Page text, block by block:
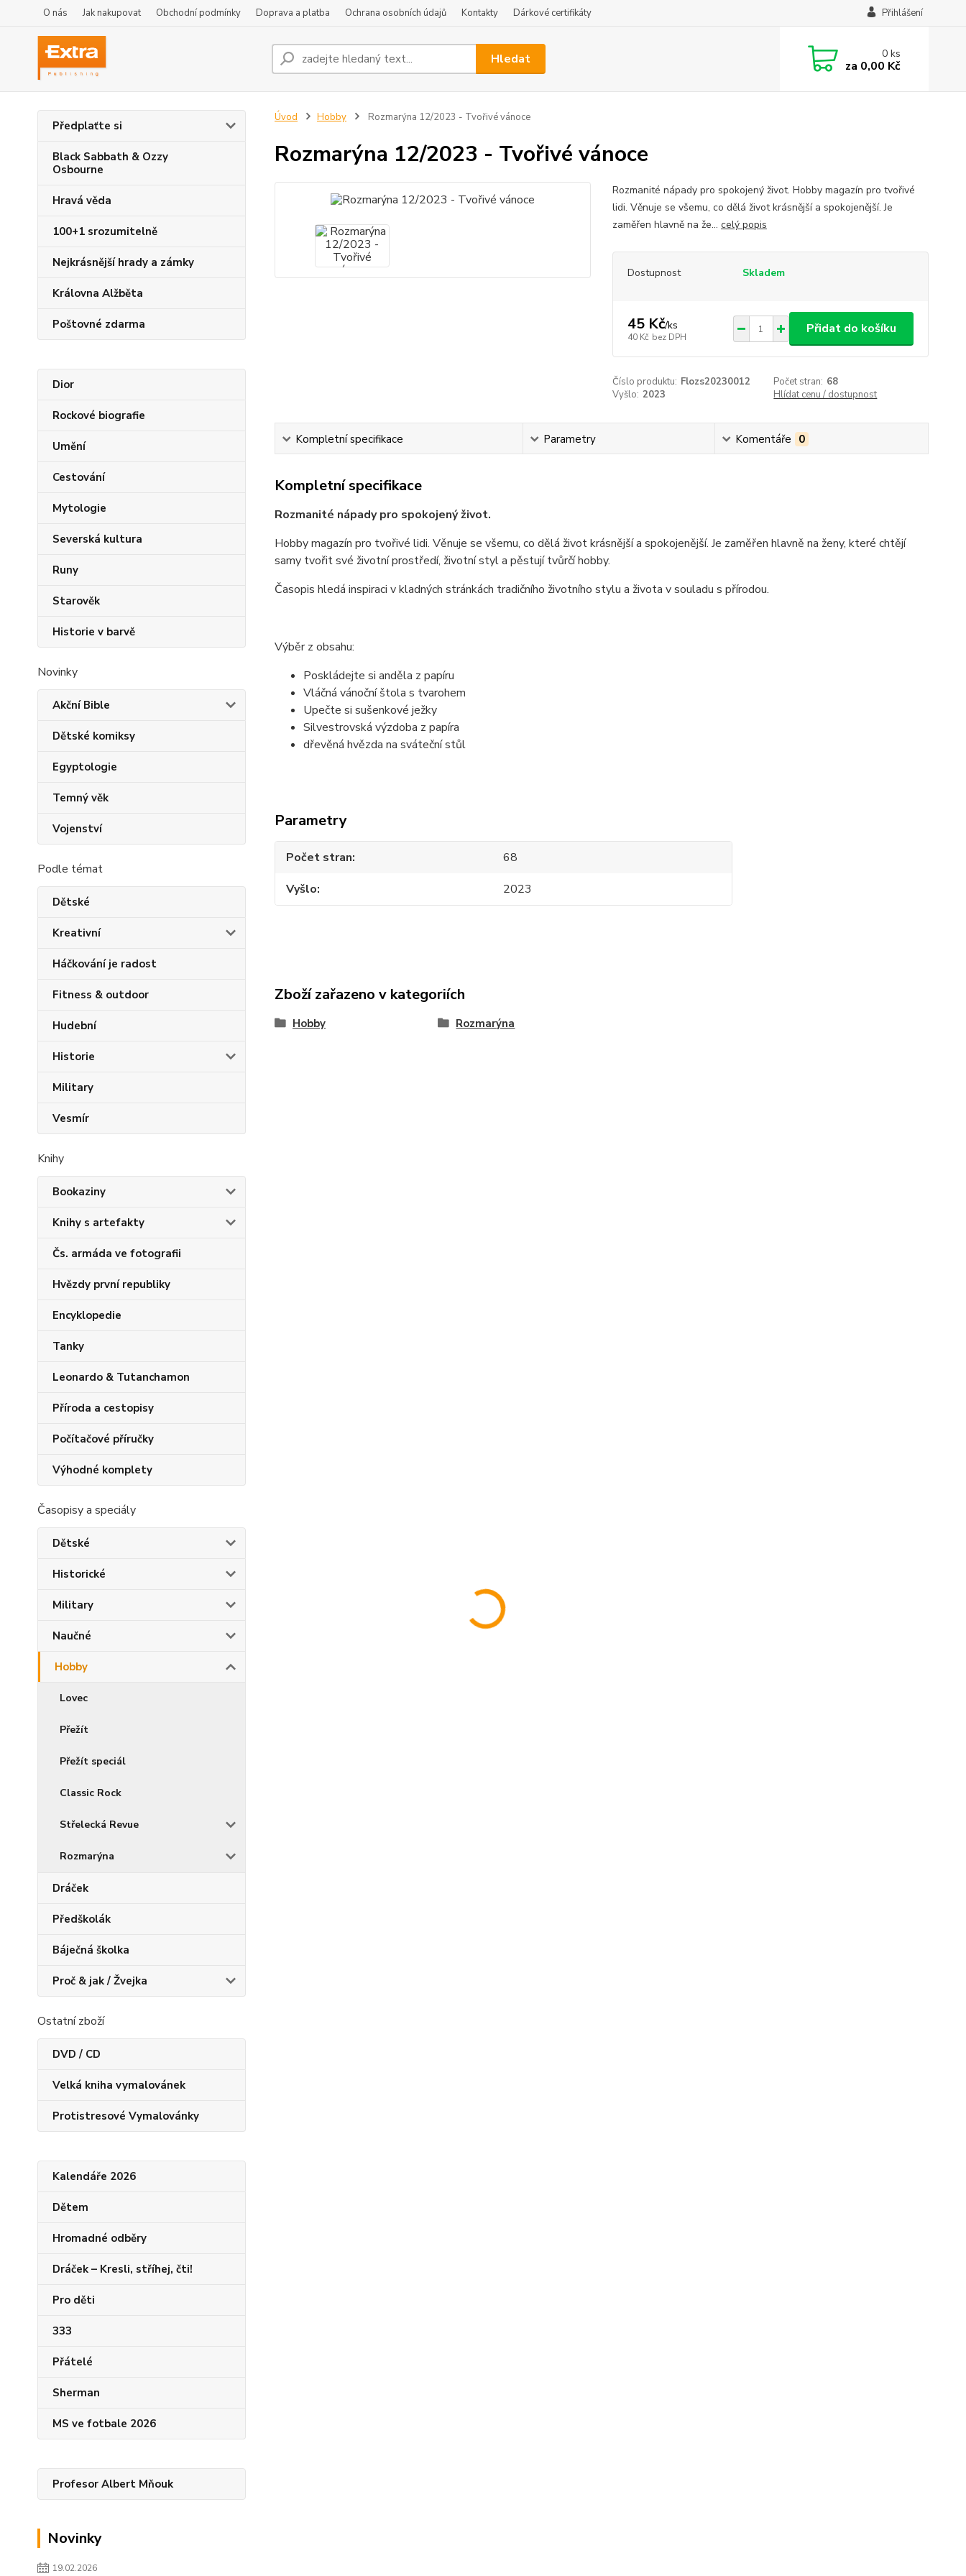
O nás Jak nakupovat Obchodní podmínky Doprava a platba Ochrana osobních údajů Kontakty Dárkové certifikáty Přihlášení
Hledat 0ks
za 0,00 Kč
Předplaťte si
Black Sabbath & Ozzy
Osbourne
Hravá věda
100+1 srozumitelně
Nejkrásnější hrady a zámky
Královna Alžběta
Poštovné zdarma
Dior
Rockové biografie
Umění
Cestování
Mytologie
Severská kultura
Runy
Starověk
Historie v barvě
Novinky
Akční Bible
Dětské komiksy
Egyptologie
Temný věk
Vojenství
Podle témat
Dětské
Kreativní
Háčkování je radost
Fitness & outdoor
Hudební
Historie
Military
Vesmír
Knihy
Bookaziny
Knihy s artefakty
Čs. armáda ve fotografii
Hvězdy první republiky
Encyklopedie
Tanky
Leonardo & Tutanchamon
Příroda a cestopisy
Počítačové příručky
Výhodné komplety
Časopisy a speciály
Dětské
Historické
Military
Naučné
Hobby
Lovec
Přežít
Přežít speciál
Classic Rock
Střelecká Revue
Rozmarýna
Dráček
Předškolák
Báječná školka
Proč & jak / Žvejka
Ostatní zboží
DVD / CD
Velká kniha vymalovánek
Protistresové Vymalovánky
Kalendáře 2026
Dětem
Hromadné odběry
Dráček – Kresli, stříhej, čti!
Pro děti
333
Přátelé
Sherman
MS ve fotbale 2026
Profesor Albert Mňouk
Novinky
19.02.2026
Úvod Hobby Rozmarýna 12/2023 - Tvořivé vánoce
Rozmarýna 12/2023 - Tvořivé vánoce
Rozmanité nápady pro spokojený život. Hobby magazín pro tvořivé
lidi. Věnuje se všemu, co dělá život krásnější a spokojenější. Je
zaměřen hlavně na že... celý popis
Dostupnost Skladem
45 Kč/ks
40 Kč bez DPH
Přidat do košíku
Číslo produktu: Flozs20230012 Počet stran: 68
Vyšlo: 2023 Hlídat cenu / dostupnost
Kompletní specifikace Parametry Komentáře 0
Kompletní specifikace
Rozmanité nápady pro spokojený život.
Hobby magazín pro tvořivé lidi. Věnuje se všemu, co dělá život krásnější a spokojenější. Je zaměřen hlavně na ženy, které chtějí
samy tvořit své životní prostředí, životní styl a pěstují tvůrčí hobby.
Časopis hledá inspiraci v kladných stránkách tradičního životního stylu a života v souladu s přírodou.
Výběr z obsahu:
Poskládejte si anděla z papíru
Vláčná vánoční štola s tvarohem
Upečte si sušenkové ježky
Silvestrovská výzdoba z papíra
dřevěná hvězda na sváteční stůl
Parametry
Počet stran
68
Vyšlo
2023
Zboží zařazeno v kategoriích
Hobby Rozmarýna